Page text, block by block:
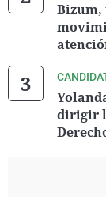
Bizum,
dirigir